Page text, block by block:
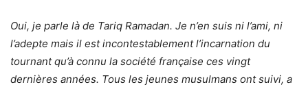
Oui, je parle là de Tariq Ramadan. Je n’en suis ni l’ami, ni
l’adepte mais il est incontestablement l’incarnation du
tournant qu’à connu la société française ces vingt
dernières années. Tous les jeunes musulmans ont suivi, a